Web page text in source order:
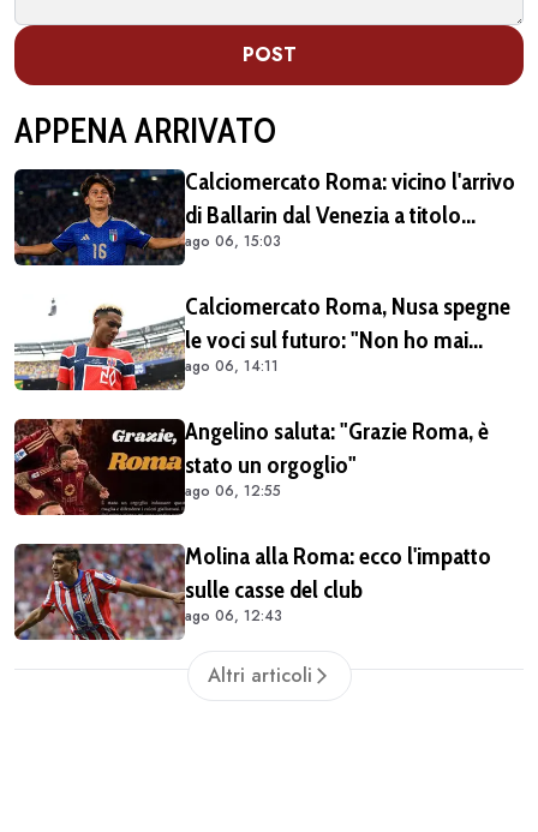
POST
APPENA ARRIVATO
Calciomercato Roma: vicino l'arrivo
di Ballarin dal Venezia a titolo
definitivo
ago 06, 15:03
Calciomercato Roma, Nusa spegne
le voci sul futuro: "Non ho mai
chiesto di lasciare il Lipsia. I media
vogliono"
ago 06, 14:11
Angelino saluta: "Grazie Roma, è
stato un orgoglio"
ago 06, 12:55
Molina alla Roma: ecco l'impatto
sulle casse del club
ago 06, 12:43
Altri articoli